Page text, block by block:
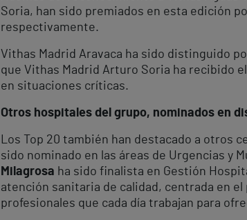
Soria, han sido premiados en esta edición
respectivamente.
Vithas Madrid Aravaca ha sido distinguido
que Vithas Madrid Arturo Soria ha recibido
en situaciones críticas.
Otros hospitales del grupo, nominados en
Los Top 20 también han destacado a otros
sido nominado en las áreas de Urgencias y
Milagrosa ha sido finalista en Gestión
atención sanitaria de calidad, centrada en
profesionales que cada día trabajan para